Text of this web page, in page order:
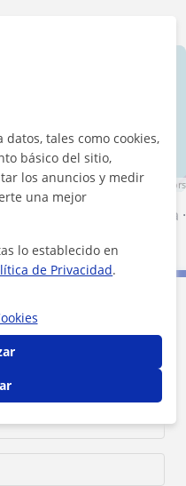
Leaflet| © OpenStreetMapcontributors
Estepona ·
tales como cookies,
básico del sitio,
los anuncios y medir
una mejor
lo establecido en
de Privacidad.